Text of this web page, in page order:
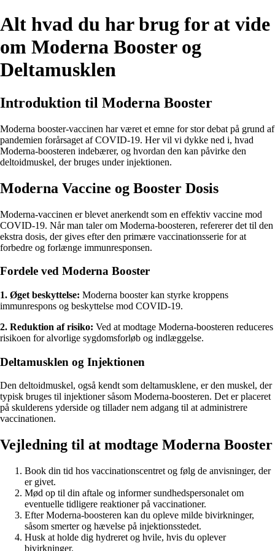
Alt hvad du har brug for at vide
om Moderna Booster og
Deltamusklen
Introduktion til Moderna Booster
Moderna booster-vaccinen har været et emne for stor debat på grund af
pandemien forårsaget af COVID-19. Her vil vi dykke ned i, hvad
Moderna-boosteren indebærer, og hvordan den kan påvirke den
deltoidmuskel, der bruges under injektionen.
Moderna Vaccine og Booster Dosis
Moderna-vaccinen er blevet anerkendt som en effektiv vaccine mod
COVID-19. Når man taler om Moderna-boosteren, refererer det til den
ekstra dosis, der gives efter den primære vaccinationsserie for at
forbedre og forlænge immunresponsen.
Fordele ved Moderna Booster
1. Øget beskyttelse: Moderna booster kan styrke kroppens
immunrespons og beskyttelse mod COVID-19.
2. Reduktion af risiko: Ved at modtage Moderna-boosteren reduceres
risikoen for alvorlige sygdomsforløb og indlæggelse.
Deltamusklen og Injektionen
Den deltoidmuskel, også kendt som deltamusklene, er den muskel, der
typisk bruges til injektioner såsom Moderna-boosteren. Det er placeret
på skulderens yderside og tillader nem adgang til at administrere
vaccinationen.
Vejledning til at modtage Moderna Booster
Book din tid hos vaccinationscentret og følg de anvisninger, der
er givet.
Mød op til din aftale og informer sundhedspersonalet om
eventuelle tidligere reaktioner på vaccinationer.
Efter Moderna-boosteren kan du opleve milde bivirkninger,
såsom smerter og hævelse på injektionsstedet.
Husk at holde dig hydreret og hvile, hvis du oplever
bivirkninger.